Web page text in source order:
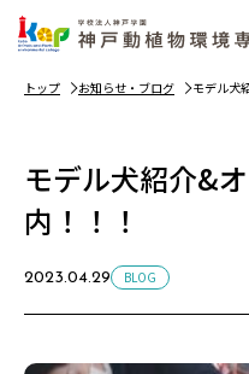
トップ お知らせ・ブログ モデル犬
モデル犬紹介&
内！！！
2023.04.29 BLOG